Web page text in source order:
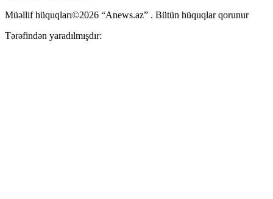
Müəllif hüquqları©2026 “Anews.az” . Bütün hüquqlar qorunur
Tərəfindən yaradılmışdır: